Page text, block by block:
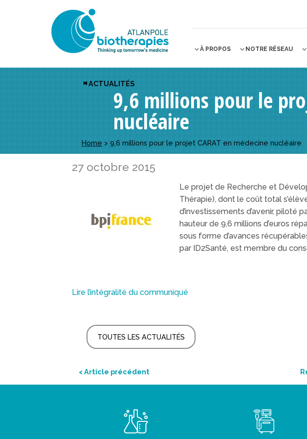
À PROPOS NOTRE RÉSEAU
ACTUALITÉS
9,6 millions pour le
nucléaire
Home > 9,6 millions pour le projet CARAT en médecine nucléaire
27 octobre 2015
Le projet de Recherche et
Thérapie), dont le coût total
d’investissements d’avenir, piloté
hauteur de 9,6 millions d’euros
sous forme d’avances
par ID2Santé, est membre du
Lire l’intégralité du communiqué
TOUTES LES ACTUALITÉS
< Article précédent